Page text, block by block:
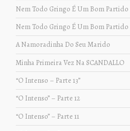
Nem Todo Gringo É Um Bom Partido
Nem Todo Gringo É Um Bom Partido
A Namoradinha Do Seu Marido
Minha Primeira Vez Na SCANDALLO
“O Intenso – Parte 13”
“O Intenso” – Parte 12
“O Intenso” – Parte 11